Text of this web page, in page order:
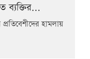
ব্যক্তির...
হামলায়